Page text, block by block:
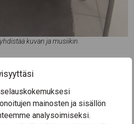
mainosten ja sisällön
analysoimiseksi.
kuvan ja musiikin.
oli yhdessä ja yksittäin
jossa kirjoitettiin tarina
muokattiin myös runon
kesken. Oman elämän